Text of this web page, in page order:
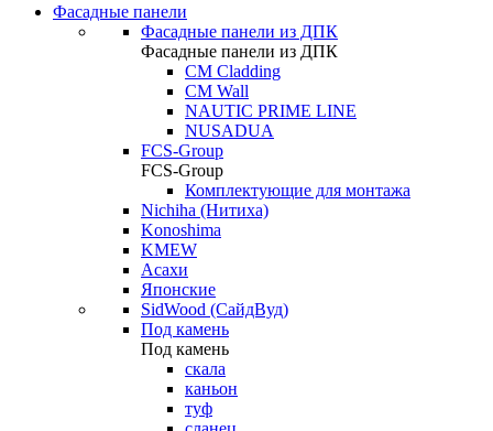
Фасадные панели
Фасадные панели из ДПК
Фасадные панели из ДПК
CM Cladding
CM Wall
NAUTIC PRIME LINE
NUSADUA
FCS-Group
FCS-Group
Комплектующие для монтажа
Nichiha (Нитиха)
Konoshima
KMEW
Асахи
Японские
SidWood (СайдВуд)
Под камень
Под камень
скала
каньон
туф